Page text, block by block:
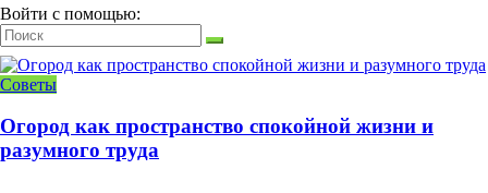
Войти с помощью:
Советы
Огород как пространство спокойной жизни и
разумного труда